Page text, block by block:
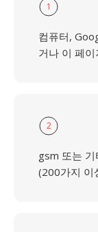
1
컴퓨터,
거나 이 페
2
gsm 또는
(200가지 이